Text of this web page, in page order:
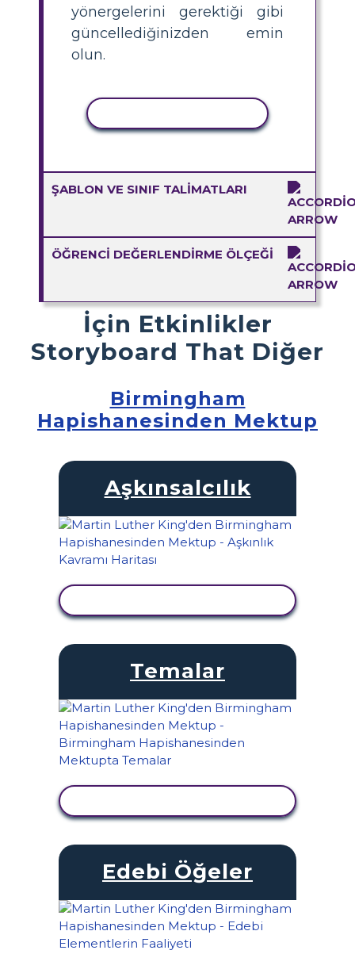
yönergelerini gerektiği gibi
güncellediğinizden emin
olun.
ŞABLON VE SINIF TALIMATLARI
ÖĞRENCI DEĞERLENDIRME ÖLÇEĞI
İçin Etkinlikler
Storyboard That Diğer
Birmingham
Hapishanesinden Mektup
Aşkınsalcılık
Temalar
Edebi Öğeler